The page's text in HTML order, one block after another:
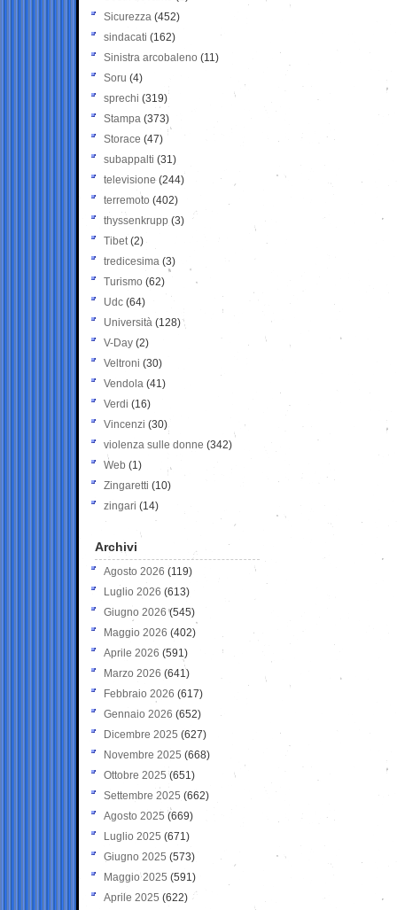
Sicurezza (452)
sindacati (162)
Sinistra arcobaleno (11)
Soru (4)
sprechi (319)
Stampa (373)
Storace (47)
subappalti (31)
televisione(244)
terremoto (402)
thyssenkrupp (3)
Tibet(2)
tredicesima (3)
Turismo (62)
Udc (64)
Università (128)
V-Day (2)
Veltroni (30)
Vendola (41)
Verdi (16)
Vincenzi (30)
violenza sulle donne (342)
Web (1)
Zingaretti (10)
zingari (14)
Archivi
Agosto 2026 (119)
Luglio 2026 (613)
Giugno 2026 (545)
Maggio 2026 (402)
Aprile 2026 (591)
Marzo 2026 (641)
Febbraio 2026 (617)
Gennaio 2026 (652)
Dicembre 2025 (627)
Novembre 2025 (668)
Ottobre 2025 (651)
Settembre 2025 (662)
Agosto 2025 (669)
Luglio 2025 (671)
Giugno 2025 (573)
Maggio 2025 (591)
Aprile 2025 (622)